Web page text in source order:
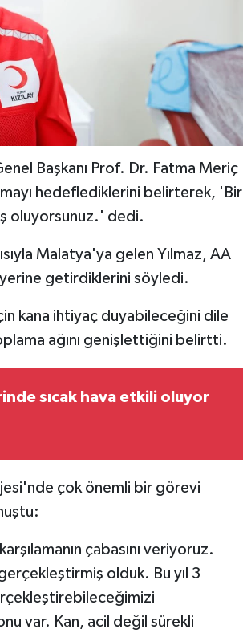
Başkanı Prof. Dr. Fatma Meriç
hedeflediklerini belirterek, 'Bir
oluyorsunuz.' dedi.
Malatya'ya gelen Yılmaz, AA
yerine getirdiklerini söyledi.
kana ihtiyaç duyabileceğini dile
ağını genişlettiğini belirtti.
sıcak hava etkili oluyor
çok önemli bir görevi
çabasını veriyoruz.
olduk. Bu yıl 3
var. Kan, acil değil sürekli